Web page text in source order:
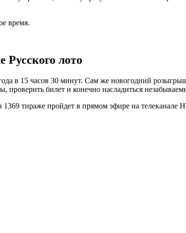
время.
Русского лото
в 15 часов 30 минут. Сам же новогодний
проверить билет и конечно насладиться
тираже пройдет в прямом эфире на телеканале